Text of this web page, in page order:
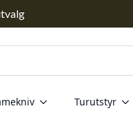
Turutstyr